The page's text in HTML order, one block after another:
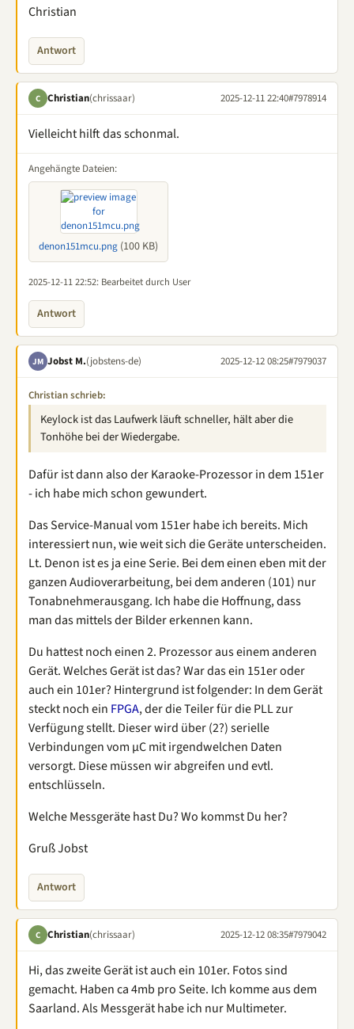
Christian
Antwort
C Christian(chrissaar) 2025-12-11 22:40#7978914
Vielleicht hilft das schonmal.
Angehängte Dateien:
denon151mcu.png (100 KB)
2025-12-11 22:52: Bearbeitet durch User
Antwort
JM Jobst M.(jobstens-de) 2025-12-12 08:25#7979037
Christian schrieb:
Keylock ist das Laufwerk läuft schneller, hält aber die
Tonhöhe bei der Wiedergabe.
Dafür ist dann also der Karaoke-Prozessor in dem 151er
- ich habe mich schon gewundert.
Das Service-Manual vom 151er habe ich bereits. Mich
interessiert nun, wie weit sich die Geräte unterscheiden.
Lt. Denon ist es ja eine Serie. Bei dem einen eben mit der
ganzen Audioverarbeitung, bei dem anderen (101) nur
Tonabnehmerausgang. Ich habe die Hoffnung, dass
man das mittels der Bilder erkennen kann.
Du hattest noch einen 2. Prozessor aus einem anderen
Gerät. Welches Gerät ist das? War das ein 151er oder
auch ein 101er? Hintergrund ist folgender: In dem Gerät
steckt noch ein FPGA, der die Teiler für die PLL zur
Verfügung stellt. Dieser wird über (2?) serielle
Verbindungen vom µC mit irgendwelchen Daten
versorgt. Diese müssen wir abgreifen und evtl.
entschlüsseln.
Welche Messgeräte hast Du? Wo kommst Du her?
Gruß Jobst
Antwort
C Christian(chrissaar) 2025-12-12 08:35#7979042
Hi, das zweite Gerät ist auch ein 101er. Fotos sind
gemacht. Haben ca 4mb pro Seite. Ich komme aus dem
Saarland. Als Messgerät habe ich nur Multimeter.